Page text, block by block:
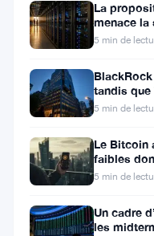
numérique
associé
Ripple,
récemment
attiré
des
La
menace la
stakés et
5 min de
tandis que
bénéfices
5 min de
Le Bitcoin
faibles
une
5 min de
Un cadre
les